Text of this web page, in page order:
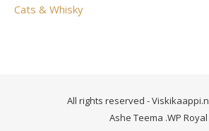
Cats & Whisky
All rights reserved -
Ashe Teema .WP Royal